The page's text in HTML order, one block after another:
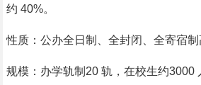
约 40%。
性质：公办全日制、全封闭、全寄宿制
规模：办学轨制20 轨，在校生约3000